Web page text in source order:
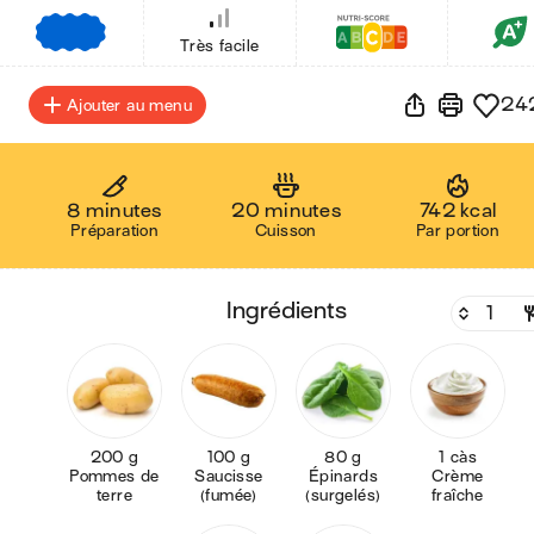
Très facile
Ajouter au menu
8 minutes
Préparation
20 minutes
Cuisson
742 kcal
Par portion
ingrédients
200 g
Pommes de
terre
100 g
Saucisse
(fumée)
80 g
Épinards
(surgelés)
1 càs
Crème
fraîche